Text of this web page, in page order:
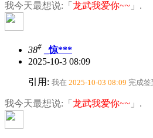
我今天最想说:「 龙武我爱你~~ 」.
38#
_惊***
2025-10-3 08:09
引用: 我在 2025-10-03 08:09 完成
我今天最想说:「 龙武我爱你~~ 」.